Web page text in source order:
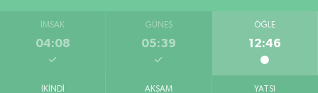
İMSAK
04:08
GÜNEŞ
05:39
ÖĞLE
12:46
İKINDI AKŞAM YATSI